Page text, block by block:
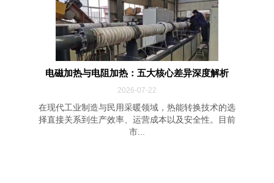
电磁加热与电阻加热：五大核心差异深度解析
2026-07-22
在现代工业制造与民用采暖领域，热能转换技术的选
择直接关系到生产效率、运营成本以及安全性。目前
市...